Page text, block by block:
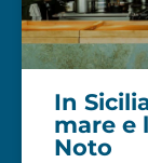
In
mare e
Noto